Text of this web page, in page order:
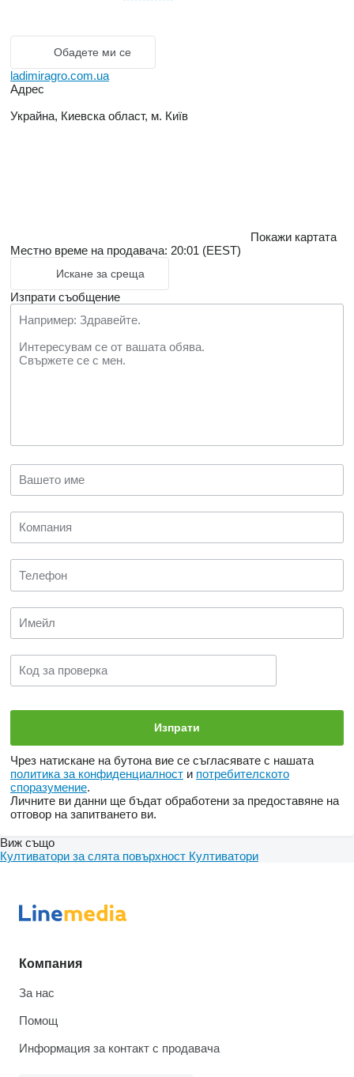
Обадете ми се
ladimiragro.com.ua
Адрес
Украйна, Киевска област, м. Київ
Покажи картата
Местно време на продавача: 20:01 (EEST)
Искане за среща
Изпрати съобщение
Чрез натискане на бутона вие се съгласявате с нашата
политика за конфиденциалност и потребителското
споразумение.
Личните ви данни ще бъдат обработени за предоставяне на
отговор на запитването ви.
Виж също
Култиватори за слята повърхност Култиватори
Компания
За нас
Помощ
Информация за контакт с продавача